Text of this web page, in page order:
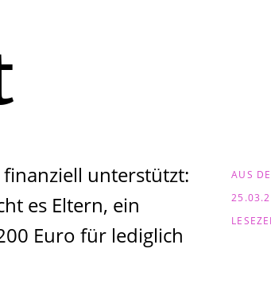
finanziell unterstützt:
es Eltern, ein
Euro für lediglich
AUS